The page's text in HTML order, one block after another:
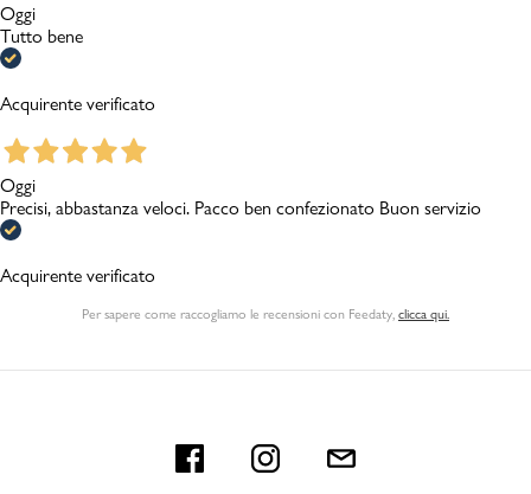
Oggi
Tutto bene
Acquirente verificato
Oggi
Precisi, abbastanza veloci. Pacco ben confezionato Buon servizio
Acquirente verificato
Per sapere come raccogliamo le recensioni con Feedaty, clicca qui.